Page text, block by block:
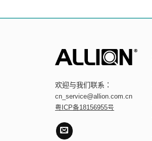
欢迎与我们联系：
cn_service@allion.com.cn
粤ICP备18156955号